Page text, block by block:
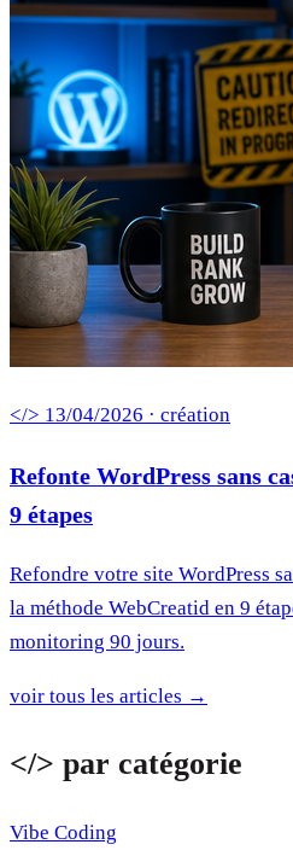
</> 13/04/2026 · création
Refonte WordPress sans
9 étapes
Refondre votre site WordPress
la méthode WebCreatid en 9
monitoring 90 jours.
voir tous les articles →
</> par catégorie
Vibe Coding